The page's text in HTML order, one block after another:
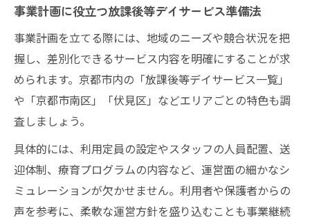
許認可基準の押さえどころと運営安定化の
工夫
放課後等デイサービス許認可で注意すべき
点とは
申請から許可取得まで放課後等デイサービ
スの流れ
障害児療育に役立つ京都市の受給者証取得ガイ
ド
放課後等デイサービス利用に必要な受給者
証手順
事業計画に役立つ放課後等デイサービス準備法
事業計画を立てる際には、地域のニーズや競合状況を把
握し、差別化できるサービス内容を明確にすることが求
められます。京都市内の「放課後等デイサービス一覧」
や「京都市南区」「伏見区」などエリアごとの特色も調
査しましょう。
具体的には、利用定員の設定やスタッフの人員配置、送
迎体制、療育プログラムの内容など、運営面の細かなシ
ミュレーションが欠かせません。利用者や保護者からの
声を参考に、柔軟な運営方針を盛り込むことも事業継続